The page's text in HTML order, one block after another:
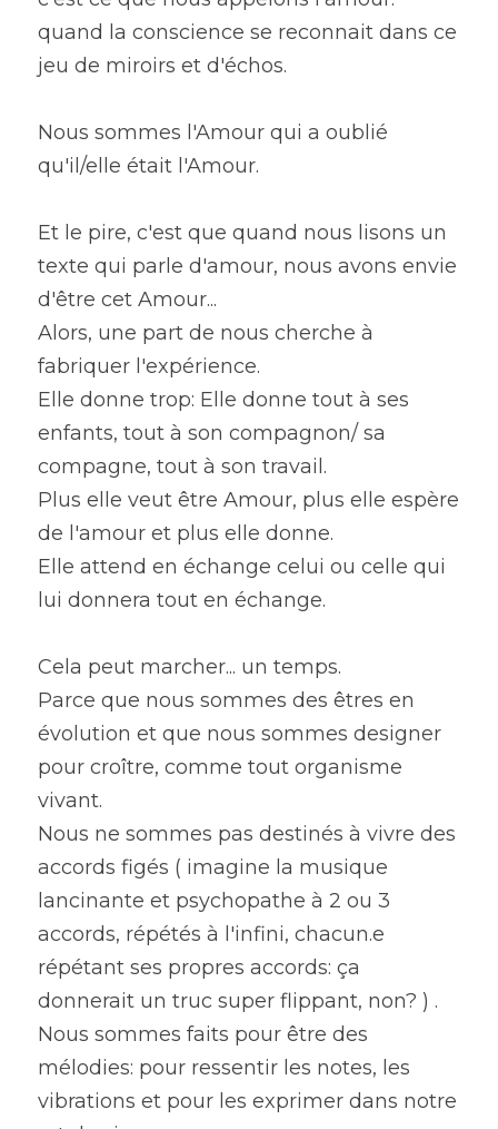
quand la conscience se reconnait dans ce
jeu de miroirs et d'échos.
Nous sommes l'Amour qui a oublié
qu'il/elle était l'Amour.
Et le pire, c'est que quand nous lisons un
texte qui parle d'amour, nous avons envie
d'être cet Amour...
Alors, une part de nous cherche à
fabriquer l'expérience.
Elle donne trop: Elle donne tout à ses
enfants, tout à son compagnon/ sa
compagne, tout à son travail.
Plus elle veut être Amour, plus elle espère
de l'amour et plus elle donne.
Elle attend en échange celui ou celle qui
lui donnera tout en échange.
Cela peut marcher... un temps.
Parce que nous sommes des êtres en
évolution et que nous sommes designer
pour croître, comme tout organisme
vivant.
Nous ne sommes pas destinés à vivre des
accords figés ( imagine la musique
lancinante et psychopathe à 2 ou 3
accords, répétés à l'infini, chacun.e
répétant ses propres accords: ça
donnerait un truc super flippant, non? ) .
Nous sommes faits pour être des
mélodies: pour ressentir les notes, les
vibrations et pour les exprimer dans notre